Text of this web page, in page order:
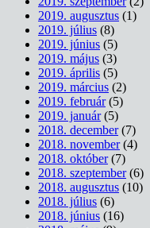
2019. augusztus (1)
2019. július (8)
2019. június (5)
2019. május (3)
2019. április (5)
2019. március (2)
2019. február(5)
2019. január(5)
2018. december(7)
2018. november(4)
2018. október(7)
2018. szeptember(6)
2018. augusztus (10)
2018. július (6)
2018. június (16)